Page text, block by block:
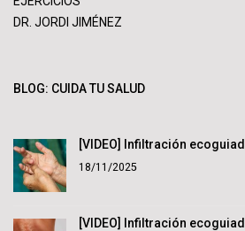
DR. JORDI JIMÉNEZ
BLOG: CUIDA TU SALUD
[VIDEO] Infiltración
18/11/2025
[VIDEO] Infiltración